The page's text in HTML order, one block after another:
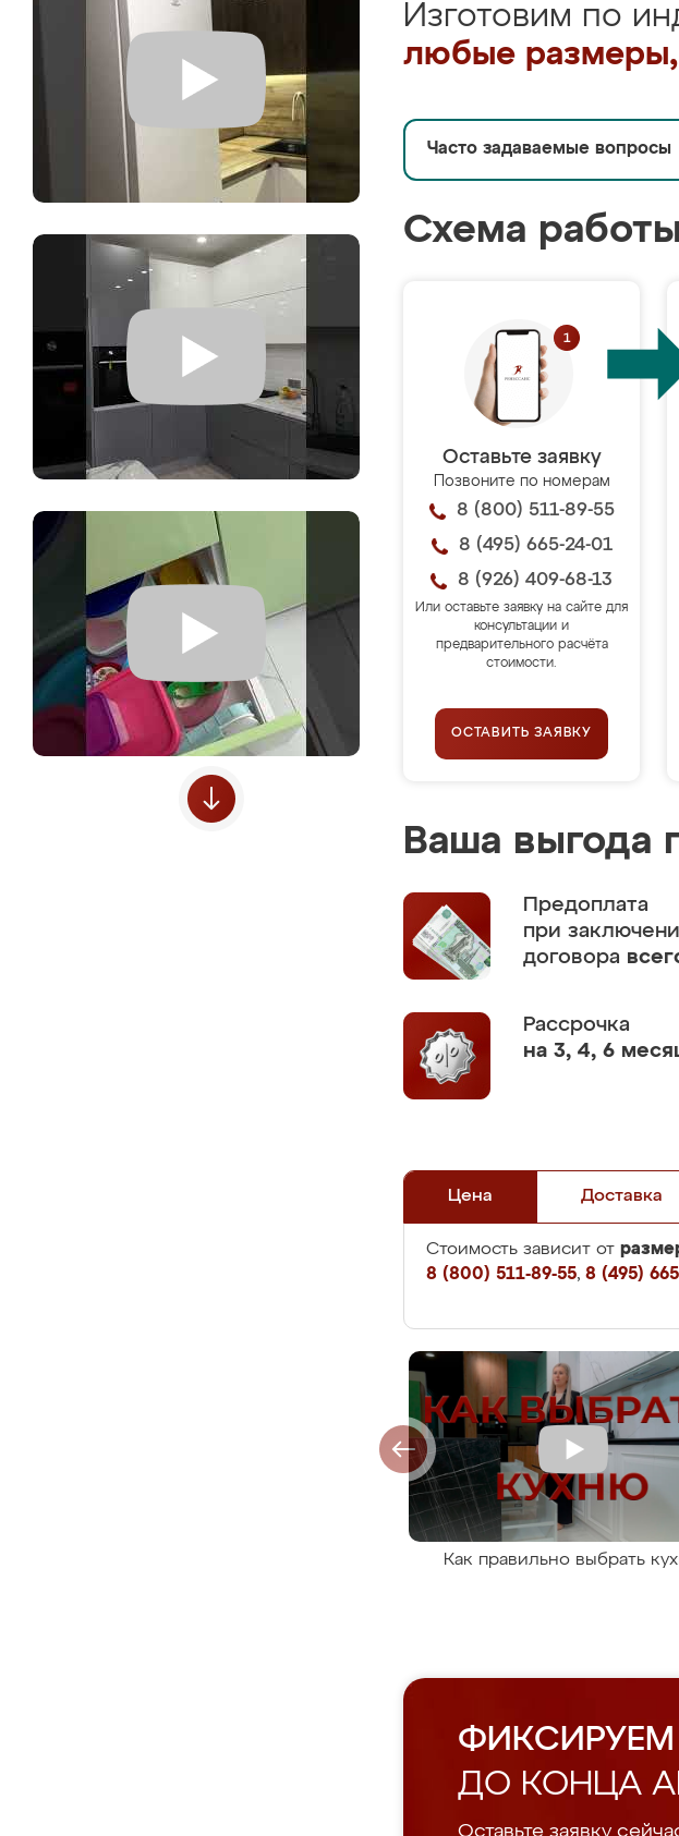
Изготовим по
любые размеры,
Часто задаваемые вопросы
Схема работы
Оставьте заявку
Позвоните по номерам
8 (800) 511-89-55
8 (495) 665-24-01
8 (926) 409-68-13
Или оставьте заявку на сайте для
консультации и
предварительного расчёта
стоимости.
ОСТАВИТЬ ЗАЯВКУ
Ваша выгода
Предоплата
при
договора
Рассрочка
на 3, 4, 6
Цена Доставка
Стоимость зависит от
8 (800) 511-89-55, 8 (495)
Как правильно выбрать
ФИКСИРУЕМ
ДО КОНЦА
Оставьте заявку